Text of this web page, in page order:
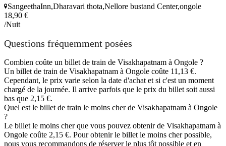
SangeethaInn,Dharavari thota,Nellore bustand Center,ongole
18,90 €
/Nuit
Questions fréquemment posées
Combien coûte un billet de train de Visakhapatnam à Ongole ?
Un billet de train de Visakhapatnam à Ongole coûte 11,13 €.
Cependant, le prix varie selon la date d'achat et si c'est un moment
chargé de la journée. Il arrive parfois que le prix du billet soit aussi
bas que 2,15 €.
Quel est le billet de train le moins cher de Visakhapatnam à Ongole
?
Le billet le moins cher que vous pouvez obtenir de Visakhapatnam à
Ongole coûte 2,15 €. Pour obtenir le billet le moins cher possible,
nous vous recommandons de réserver le plus tôt possible et en